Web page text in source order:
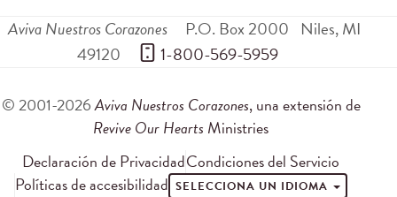
Aviva Nuestros Corazones P.O. Box 2000 Niles,MI
49120
1-800-569-5959
© 2001-2026Aviva Nuestros Corazones, una extensión de
Revive Our Hearts Ministries
Declaración de PrivacidadCondiciones del Servicio
Políticas de accesibilidad SELECCIONA UN IDIOMA